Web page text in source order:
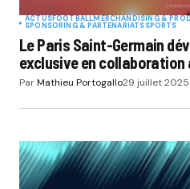
ACTUSFOOTBALLMERCHANDISING &
SPONSORING & PARTENARIATSSPORTS
Le Paris Saint-Germain
exclusive en collaboration
ParMathieu Portogallo29 juillet 2025